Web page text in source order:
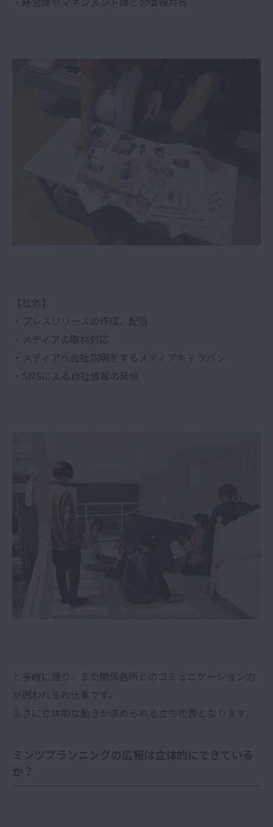
【社外】
・プレスリリースの作成、配信
・メディアの取材対応
・メディアへ会社説明をするメディアキャラバン
・SNSによる自社情報の発信
と多岐に渡り、また関係各所とのコミュニケーション力
が問われるお仕事です。
まさに立体的な動きが求められる立ち位置となります。